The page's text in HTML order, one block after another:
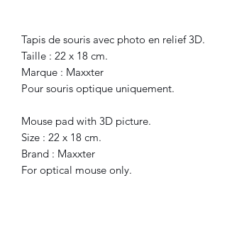
Tapis de souris avec photo en relief 3D.
Taille : 22 x 18 cm.
Marque : Maxxter
Pour souris optique uniquement.
Mouse pad with 3D picture.
Size : 22 x 18 cm.
Brand : Maxxter
For optical mouse only.